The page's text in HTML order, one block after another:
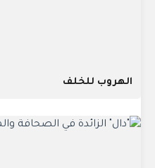
الهروب للخلف